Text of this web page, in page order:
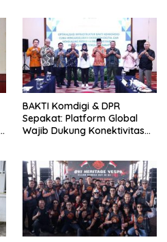
BAKTI Komdigi & DPR
Sepakat: Platform Global
Wajib Dukung Konektivitas